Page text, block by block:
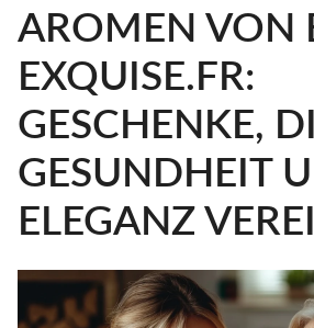
AROMEN VON
EXQUISE.FR:
GESCHENKE,
GESUNDHEIT
ELEGANZ